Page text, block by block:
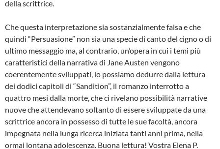
della scrittrice.
Che questa interpretazione sia sostanzialmente falsa e che
quindi “Persuasione” non sia una specie di canto del cigno o di
ultimo messaggio ma, al contrario, un’opera in cui i temi più
caratteristici della narrativa di Jane Austen vengono
coerentemente sviluppati, lo possiamo dedurre dalla lettura
dei dodici capitoli di “Sandition”, il romanzo interrotto a
quattro mesi dalla morte, che ci rivelano possibilità narrative
nuove che attendevano soltanto di essere sviluppate da una
scrittrice ancora in possesso di tutte le sue facoltà, ancora
impegnata nella lunga ricerca iniziata tanti anni prima, nella
ormai lontana adolescenza. Buona lettura! Vostra Elena P.